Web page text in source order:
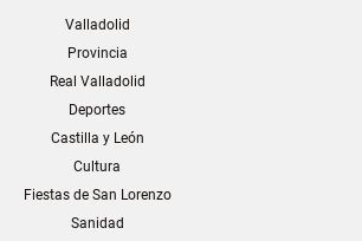
Valladolid
Provincia
Real Valladolid
Deportes
Castilla y León
Cultura
Fiestas de San Lorenzo
Sanidad